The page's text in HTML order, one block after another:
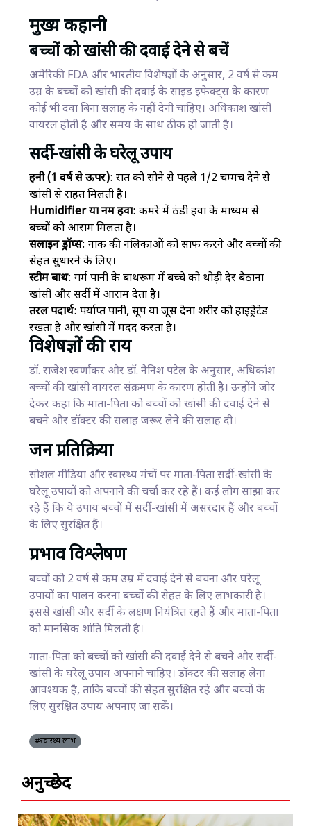
मुख्य कहानी
बच्चों को खांसी की दवाई देने से बचें
अमेरिकी FDA और भारतीय विशेषज्ञों के अनुसार, 2 वर्ष से कम
उम्र के बच्चों को खांसी की दवाई के साइड इफेक्ट्स के कारण
कोई भी दवा बिना सलाह के नहीं देनी चाहिए। अधिकांश खांसी
वायरल होती है और समय के साथ ठीक हो जाती है।
सर्दी-खांसी के घरेलू उपाय
हनी (1 वर्ष से ऊपर): रात को सोने से पहले 1/2 चम्मच देने से
खांसी से राहत मिलती है।
Humidifier या नम हवा: कमरे में ठंडी हवा के माध्यम से
बच्चों को आराम मिलता है।
सलाइन ड्रॉप्स: नाक की नलिकाओं को साफ करने और बच्चों की
सेहत सुधारने के लिए।
स्टीम बाथ: गर्म पानी के बाथरूम में बच्चे को थोड़ी देर बैठाना
खांसी और सर्दी में आराम देता है।
तरल पदार्थ: पर्याप्त पानी, सूप या जूस देना शरीर को हाइड्रेटेड
रखता है और खांसी में मदद करता है।
विशेषज्ञों की राय
डॉ. राजेश स्वर्णाकर और डॉ. नैनिश पटेल के अनुसार, अधिकांश
बच्चों की खांसी वायरल संक्रमण के कारण होती है। उन्होंने जोर
देकर कहा कि माता-पिता को बच्चों को खांसी की दवाई देने से
बचने और डॉक्टर की सलाह जरूर लेने की सलाह दी।
जन प्रतिक्रिया
सोशल मीडिया और स्वास्थ्य मंचों पर माता-पिता सर्दी-खांसी के
घरेलू उपायों को अपनाने की चर्चा कर रहे हैं। कई लोग साझा कर
रहे हैं कि ये उपाय बच्चों में सर्दी-खांसी में असरदार हैं और बच्चों
के लिए सुरक्षित हैं।
प्रभाव विश्लेषण
बच्चों को 2 वर्ष से कम उम्र में दवाई देने से बचना और घरेलू
उपायों का पालन करना बच्चों की सेहत के लिए लाभकारी है।
इससे खांसी और सर्दी के लक्षण नियंत्रित रहते हैं और माता-पिता
को मानसिक शांति मिलती है।
माता-पिता को बच्चों को खांसी की दवाई देने से बचने और सर्दी-
खांसी के घरेलू उपाय अपनाने चाहिए। डॉक्टर की सलाह लेना
आवश्यक है, ताकि बच्चों की सेहत सुरक्षित रहे और बच्चों के
लिए सुरक्षित उपाय अपनाए जा सकें।
#स्वास्थ्य लाभ
अनुच्छेद